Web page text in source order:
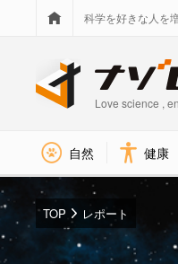
科学を好きな人を
Love science ,
自然 健康
TOP レポート